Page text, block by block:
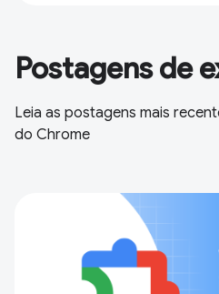
Postagens de
Leia as postagens mais
do Chrome